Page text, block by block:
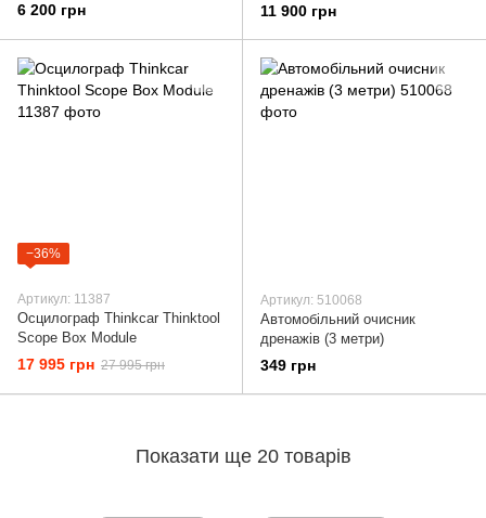
6 200 грн 11 900 грн
−36%
Артикул: 11387
Осцилограф Thinkcar Thinktool
Scope Box Module
17 995 грн 27 995 грн
Артикул: 510068
Автомобільний очисник
дренажів (3 метри)
349 грн
Показати ще 20 товарів